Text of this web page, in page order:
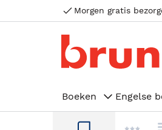
Morgen gratis
Boeken Engelse